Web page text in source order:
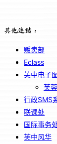
其他连结：
贩卖部
Eclass
芙中电子
芙
行政SMS
联课处
国际事务
芙中风华